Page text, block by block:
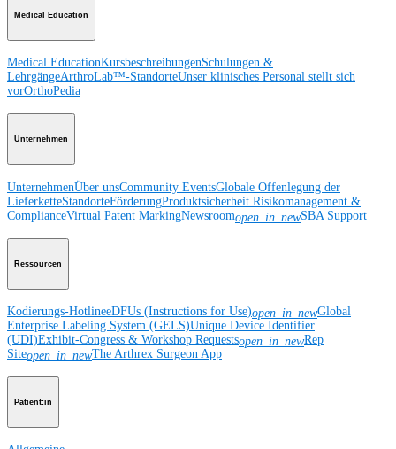
Medical Education
Medical EducationKursbeschreibungenSchulungen &
LehrgängeArthroLab™-StandorteUnser klinisches Personal stellt sich
vorOrthoPedia
Unternehmen
UnternehmenÜber unsCommunity EventsGlobale Offenlegung der
LieferketteStandorteFörderungProduktsicherheit Risikomanagement &
ComplianceVirtual Patent MarkingNewsroomopen_in_newSBA Support
Ressourcen
Kodierungs-HotlineeDFUs (Instructions for Use)open_in_newGlobal
Enterprise Labeling System (GELS)Unique Device Identifier
(UDI)Exhibit-Congress & Workshop Requestsopen_in_newRep
Siteopen_in_newThe Arthrex Surgeon App
Patient:in